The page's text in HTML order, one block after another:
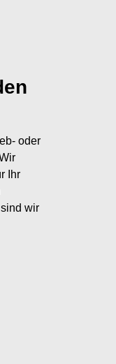
oder
Ihr
wir